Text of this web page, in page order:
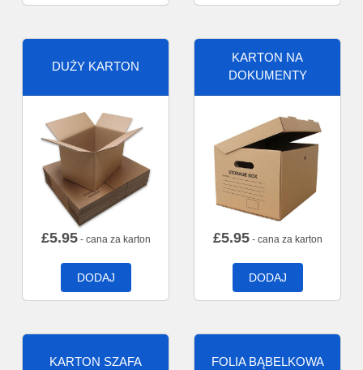
DUŻY KARTON
£5.95- cana za karton
DODAJ
KARTON NA
DOKUMENTY
£5.95- cana za karton
DODAJ
KARTON SZAFA FOLIA BĄBELKOWA